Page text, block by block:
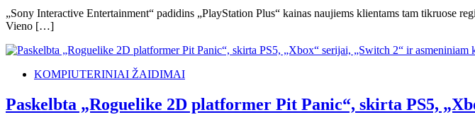
„Sony Interactive Entertainment“ padidins „PlayStation Plus“ kainas naujiems klientams tam tikruose
Vieno […]
KOMPIUTERINIAI ŽAIDIMAI
Paskelbta „Roguelike 2D platformer Pit Panic“, skirta PS5,